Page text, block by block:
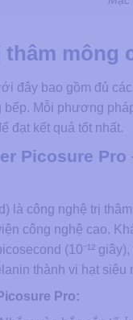
thâm mông
đây bao gồm đủ
bếp. Mỗi phương
đạt kết quả tốt nhất.
Picosure
là công nghệ trị
công nghệ cao.
(10⁻¹²
thành vi hạt
Pro: